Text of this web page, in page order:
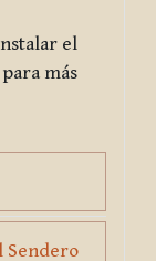
el
para más
Sendero